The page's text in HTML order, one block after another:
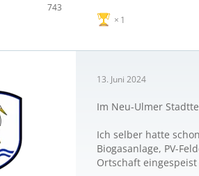
743
1
13. Juni 2024
Im Neu-Ulmer
Ich selber hatte
Biogasanlage, PV-
Ortschaft